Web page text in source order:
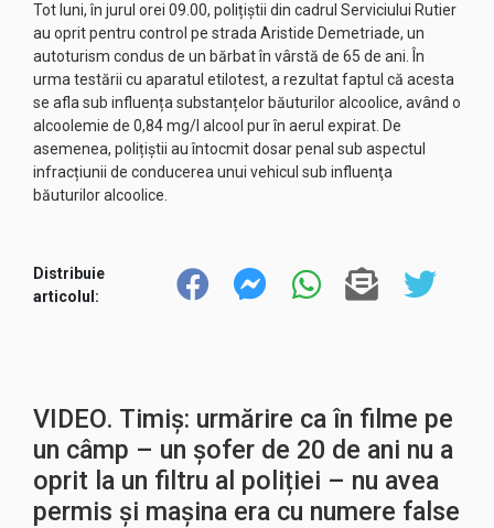
Tot luni, în jurul orei 09.00, polițiștii din cadrul Serviciului Rutier
au oprit pentru control pe strada Aristide Demetriade, un
autoturism condus de un bărbat în vârstă de 65 de ani. În
urma testării cu aparatul etilotest, a rezultat faptul că acesta
se afla sub influența substanțelor băuturilor alcoolice, având o
alcoolemie de 0,84 mg/l alcool pur în aerul expirat. De
asemenea, polițiștii au întocmit dosar penal sub aspectul
infracțiunii de conducerea unui vehicul sub influenţa
băuturilor alcoolice.
Distribuie
articolul:
VIDEO. Timiș: urmărire ca în filme pe
un câmp – un șofer de 20 de ani nu a
oprit la un filtru al poliției – nu avea
permis și mașina era cu numere false